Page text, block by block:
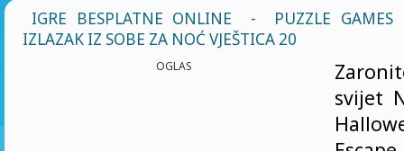
IGRE BESPLATNE ONLINE -
PUZZLE GAMES
IZLAZAK IZ SOBE ZA NOĆ VJEŠTICA 20
OGLAS
svijet